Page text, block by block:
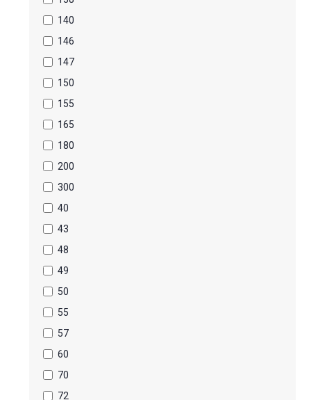
140
146
147
150
155
165
180
200
300
40
43
48
49
50
55
57
60
70
72